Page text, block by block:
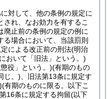
対して、他の条例の規定に
され、なお効力を有するこ
廃止前の条例の規定の例に
る場合において、当該罰則
による改正前の刑法(明治
おいて「旧法」という。)
役」という。)(有期のもの
じ。) 、旧法第13条に規定す
(有期のものに限る。以下こ
16条に規定する拘留(以下